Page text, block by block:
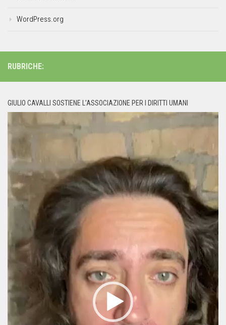
WordPress.org
RUBRICHE:
GIULIO CAVALLI SOSTIENE L’ASSOCIAZIONE PER I DIRITTI UMANI
Player